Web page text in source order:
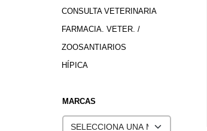
CONSULTA VETERINARIA
FARMACIA. VETER. /
ZOOSANTIARIOS
HÍPICA
MARCAS